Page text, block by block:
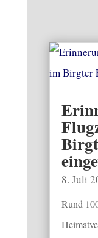
8. Juli
Rund